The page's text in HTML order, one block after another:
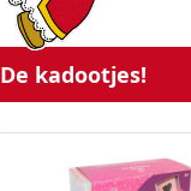
De kadootjes!